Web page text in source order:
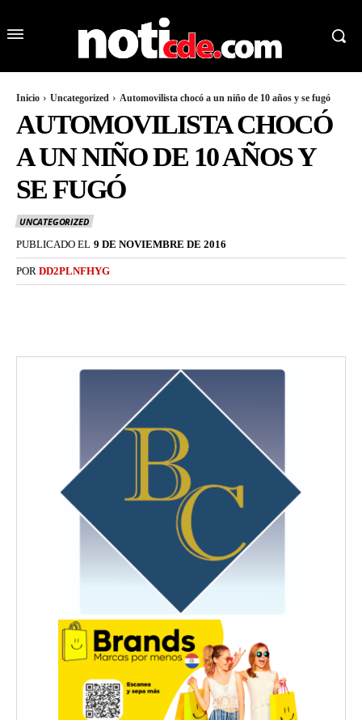
Inicio Uncategorized Automovilista chocó a un niño de 10 años y se fugó
AUTOMOVILISTA CHOCÓ
A UN NIÑO DE 10 AÑOS Y
SE FUGÓ
UNCATEGORIZED
PUBLICADO EL 9 DE NOVIEMBRE DE 2016
POR DD2PLNFHYG